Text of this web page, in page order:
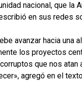
nacional, que la
en sus redes
avanzar hacia una
los proyectos
que nos atan
agregó en el